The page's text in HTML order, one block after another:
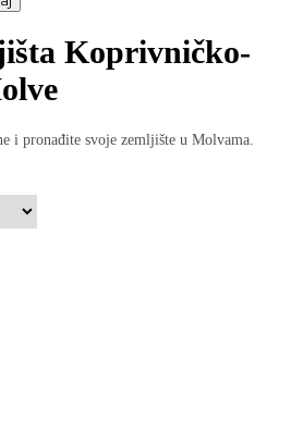
Koprivničko-
i pronađite svoje zemljište u Molvama.